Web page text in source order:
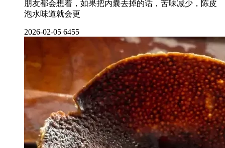
朋友都会想着，如果把内囊去掉的话，苦味减少，陈皮
泡水味道就会更
2026-02-05 6455